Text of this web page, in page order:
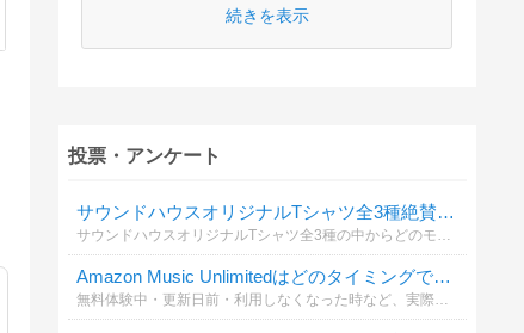
続きを表示
投票・アンケート
サウンドハウスオリジナルTシャツ全3種絶賛発売中！
Amazon Music Unlimitedはどのタイミングで解約しましたか？
無料体験中・更新日前・利用しなくなった時など、実際にいつ解約しましたか？これから解約する人の参考になるよう投票をお願いします。解約手順や注意点はこちらの記事でも詳しく解説しています。